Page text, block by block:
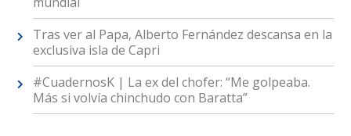
Tras ver al Papa, Alberto Fernández descansa en la
exclusiva isla de Capri
#CuadernosK | La ex del chofer: “Me golpeaba.
Más si volvía chinchudo con Baratta”